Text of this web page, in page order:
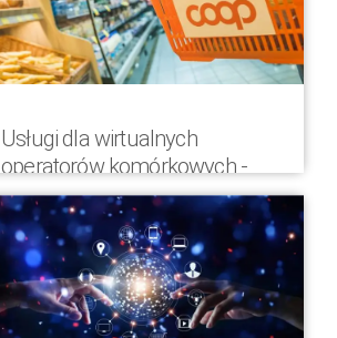
automatów vendingowych
Usługi dla wirtualnych
operatorów komórkowych -
COOP Mobil
Portfolio firmy zostało poszerzone o
usługi dla operatorów wirtualnych, w
tym pełny outsourcing procesów
biznesowych. COOP Mobil, operator